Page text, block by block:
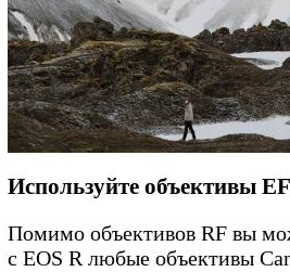
Используйте объективы
Помимо объективов RF вы
с EOS R любые объективы